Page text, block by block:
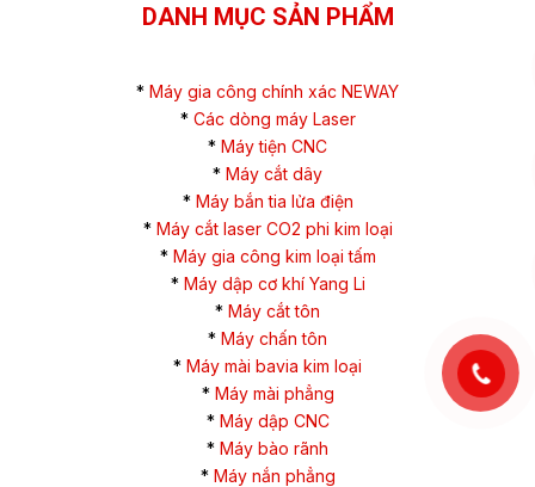
DANH MỤC SẢN PHẨM
* Máy gia công chính xác NEWAY
* Các dòng máy Laser
* Máy tiện CNC
* Máy cắt dây
* Máy bắn tia lửa điện
* Máy cắt laser CO2 phi kim loại
* Máy gia công kim loại tấm
* Máy dập cơ khí Yang Li
* Máy cắt tôn
* Máy chấn tôn
* Máy mài bavia kim loại
* Máy mài phẳng
* Máy dập CNC
* Máy bào rãnh
* Máy nắn phẳng